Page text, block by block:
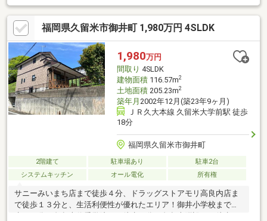
も安心してお車の出し入れが可能です。お庭も広くBBQや家庭菜
園などが楽しめます！お気軽にお問い合わせ下さい♪
福岡県久留米市御井町 1,980万円 4SLDK
1,980万円
間取り 4SLDK
建物面積116.57m2
土地面積205.23m2
築年月 2002年12月(築23年9ヶ月)
ＪＲ久大本線 久留米大学前駅 徒歩
18分
福岡県久留米市御井町
2階建て 駐車場あり
駐車2台
システムキッチン
オール電化 所有権
サニーみいまち店まで徒歩４分、ドラッグストアモリ高良内店ま
で徒歩１３分と、生活利便性が優れたエリア！御井小学校まで徒
歩１８分、久留米信愛学院まで徒歩６分、久留米附設まで徒歩１